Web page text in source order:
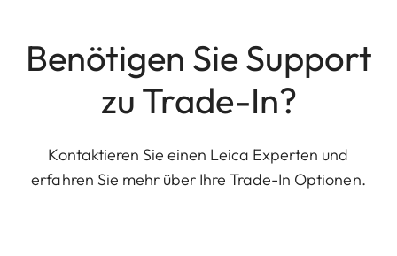
Benötigen Sie Support
zu Trade-In?
Kontaktieren Sie einen Leica Experten und
erfahren Sie mehr über Ihre Trade-In Optionen.